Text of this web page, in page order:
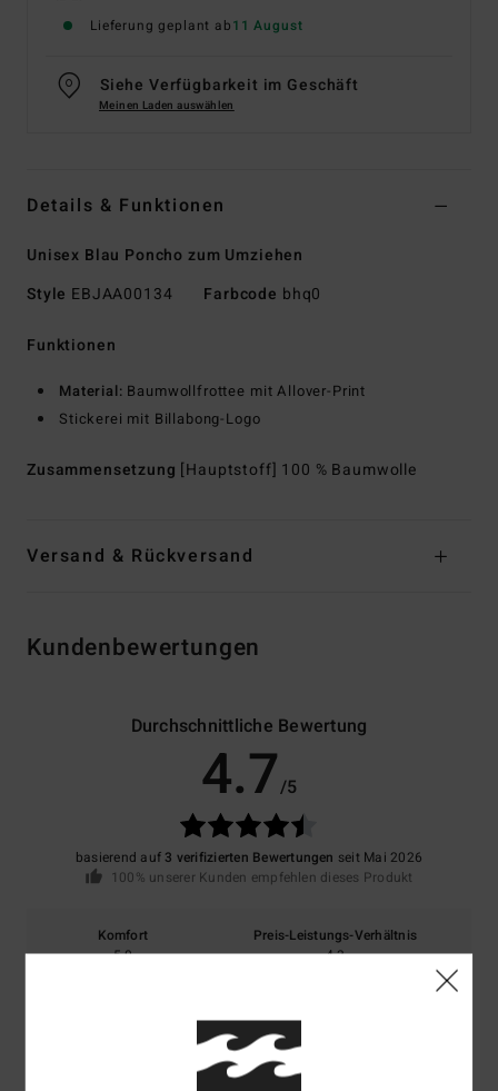
Lieferung geplant ab11 August
Siehe Verfügbarkeit im Geschäft
Meinen Laden auswählen
Details & Funktionen
Unisex Blau Poncho zum Umziehen
Style EBJAA00134 Farbcode bhq0
Funktionen
Material: Baumwollfrottee mit Allover-Print
Stickerei mit Billabong-Logo
Zusammensetzung [Hauptstoff] 100 % Baumwolle
Versand & Rückversand
Kundenbewertungen
Durchschnittliche Bewertung
4.7/5
basierend auf 3 verifizierten Bewertungen seit Mai 2026
100% unserer Kunden empfehlen dieses Produkt
Komfort
5.0
Preis-Leistungs-Verhältnis
4.3
Zu groß